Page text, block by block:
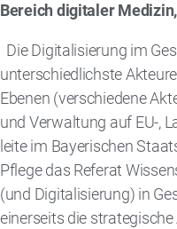
Bereich digitaler
Die Digitalisierung im
unterschiedlichste
Ebenen (verschiedene
und Verwaltung auf EU-,
leite im Bayerischen
Pflege das Referat
(und Digitalisierung) in
einerseits die